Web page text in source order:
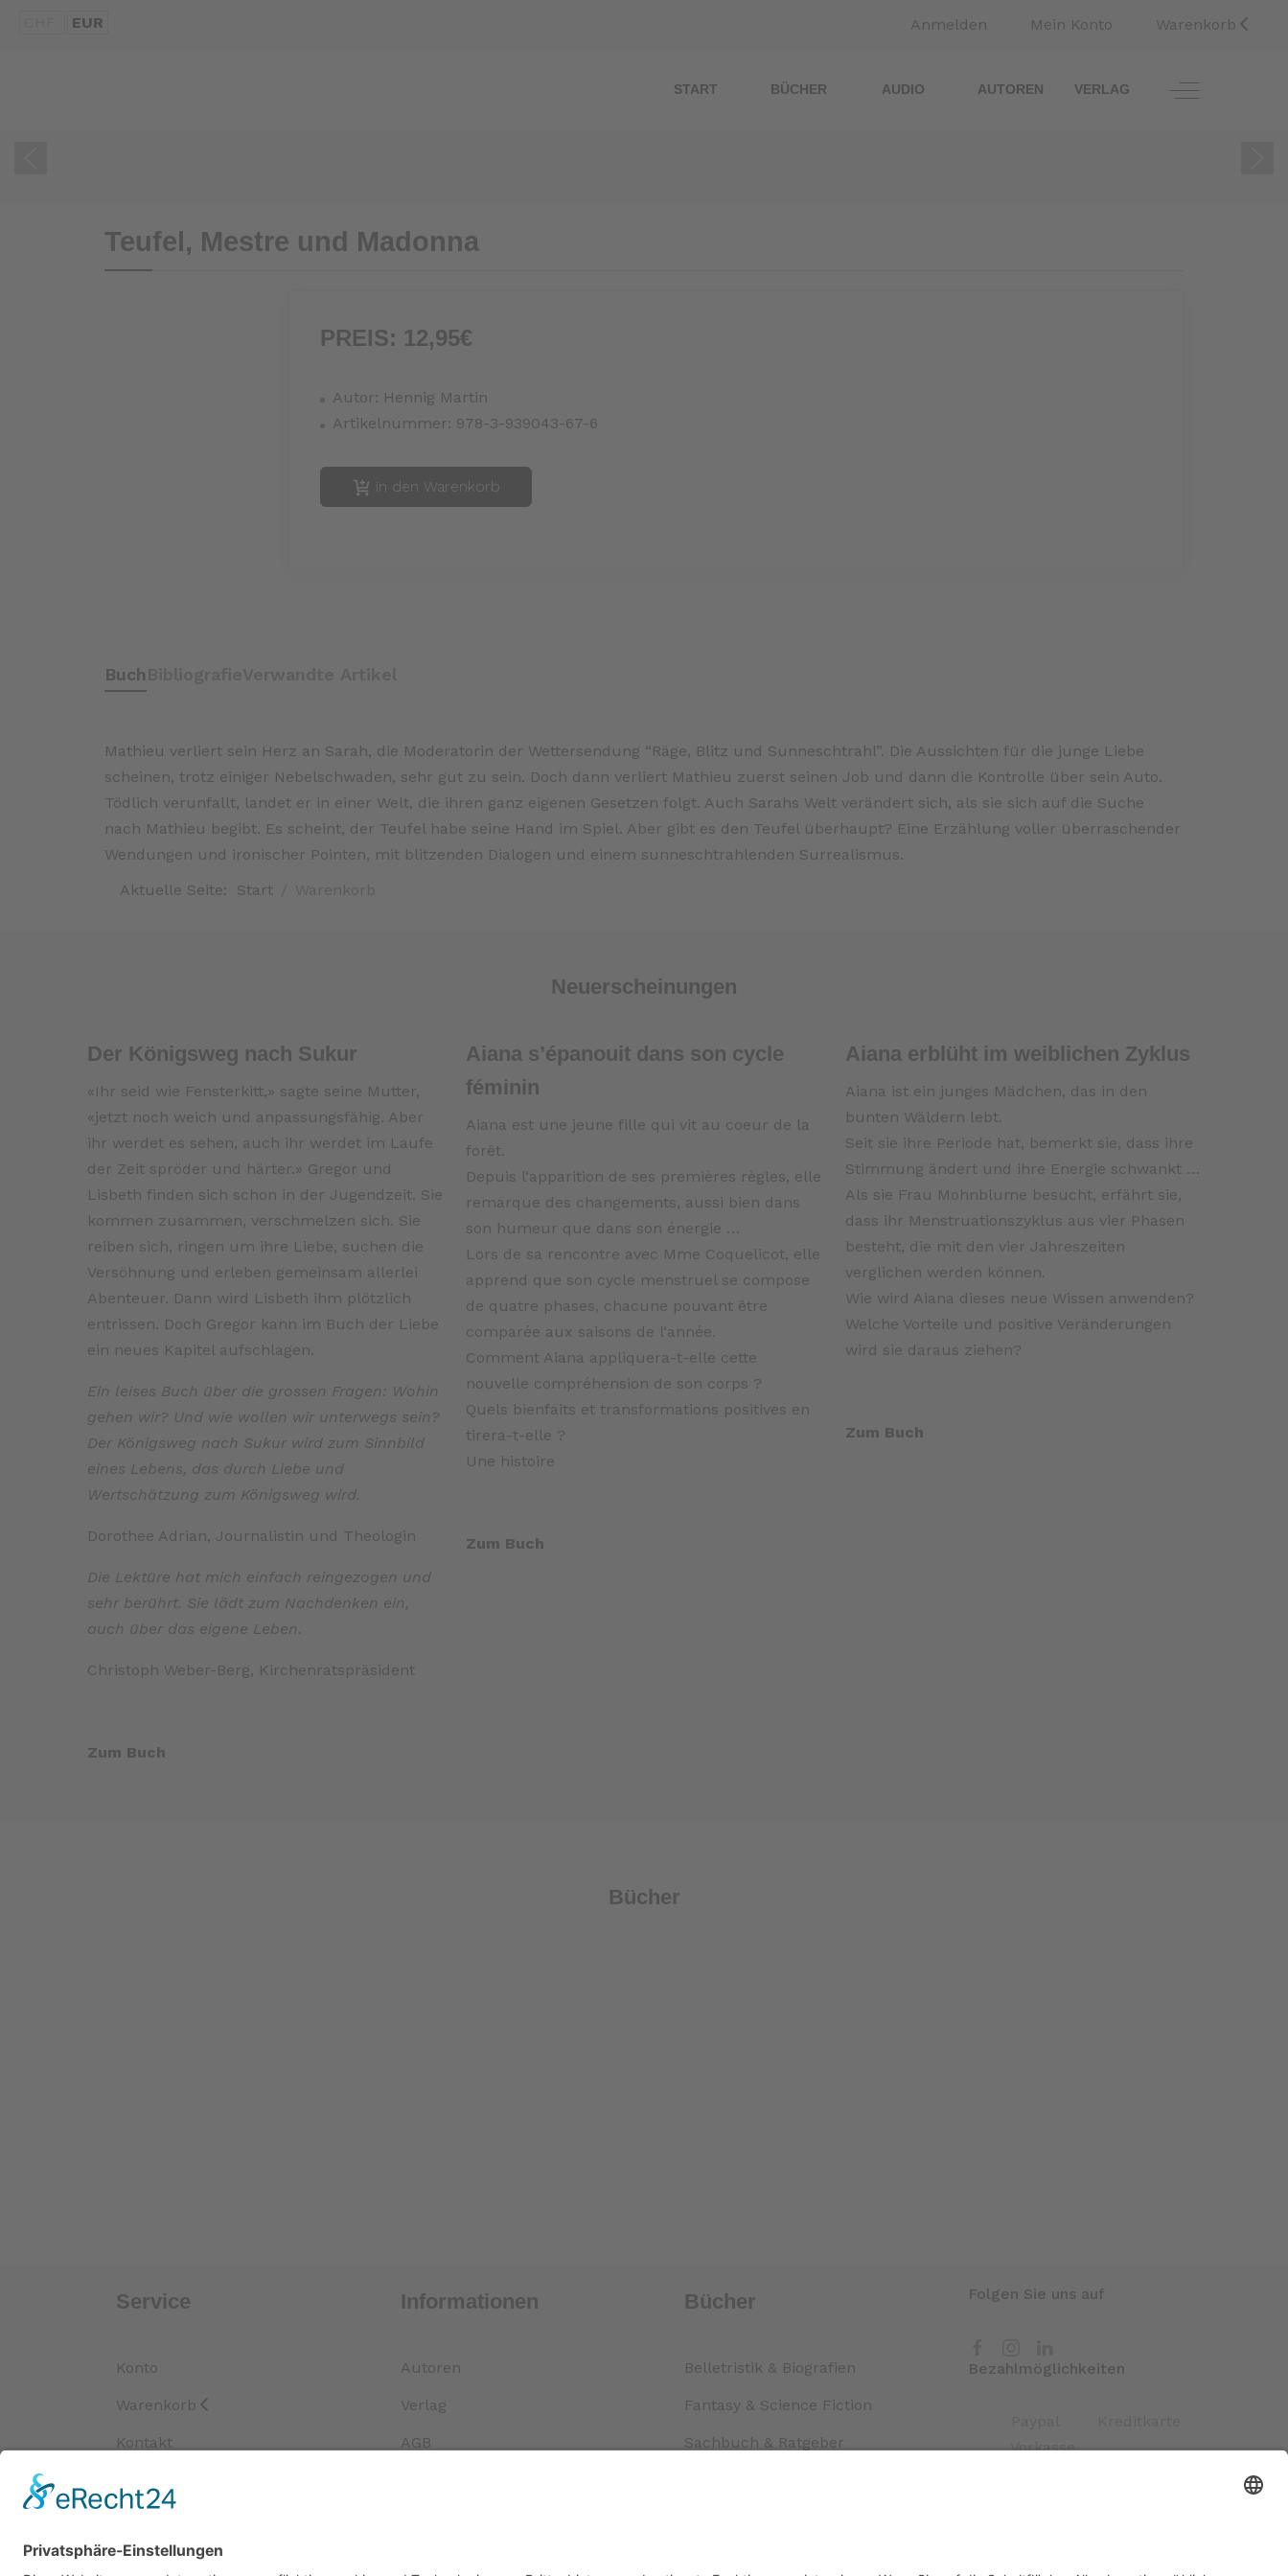
EUR Anmelden Mein Konto Warenkorb
START BÜCHER AUDIO AUTOREN VERLAG Off-Canvas
Teufel, Mestre und Madonna
PREIS: 12,95€
Autor: Hennig Martin
Artikelnummer: 978-3-939043-67-6
in den Warenkorb
Buch
Mathieu verliert sein Herz an Sarah, die Moderatorin der Wettersendung “Räge, Blitz und Sunneschtrahl”. Die Aussichten für die junge Liebe
scheinen, trotz einiger Nebelschwaden, sehr gut zu sein. Doch dann verliert Mathieu zuerst seinen Job und dann die Kontrolle über sein Auto.
Tödlich verunfallt, landet er in einer Welt, die ihren ganz eigenen Gesetzen folgt. Auch Sarahs Welt verändert sich, als sie sich auf die Suche
nach Mathieu begibt. Es scheint, der Teufel habe seine Hand im Spiel. Aber gibt es den Teufel überhaupt? Eine Erzählung voller überraschender
Wendungen und ironischer Pointen, mit blitzenden Dialogen und einem sunneschtrahlenden Surrealismus.
Aktuelle Seite: Start
Neuerscheinungen
Der Königsweg nach Sukur
«Ihr seid wie Fensterkitt,» sagte seine Mutter,
«jetzt noch weich und anpassungsfähig. Aber
ihr werdet es sehen, auch ihr werdet im Laufe
der Zeit spröder und härter.» Gregor und
Lisbeth finden sich schon in der Jugendzeit. Sie
kommen zusammen, verschmelzen sich. Sie
reiben sich, ringen um ihre Liebe, suchen die
Versöhnung und erleben gemeinsam allerlei
Abenteuer. Dann wird Lisbeth ihm plötzlich
entrissen. Doch Gregor kann im Buch der Liebe
ein neues Kapitel aufschlagen.
Ein leises Buch über die grossen Fragen: Wohin
gehen wir? Und wie wollen wir unterwegs sein?
Der Königsweg nach Sukur wird zum Sinnbild
eines Lebens, das durch Liebe und
Wertschätzung zum Königsweg wird.
Dorothee Adrian, Journalistin und Theologin
Die Lektüre hat mich einfach reingezogen und
sehr berührt. Sie lädt zum Nachdenken ein,
auch über das eigene Leben.
Christoph Weber-Berg, Kirchenratspräsident
Zum Buch
Aiana s’épanouit dans son cycle
féminin
Aiana est une jeune fille qui vit au coeur de la
forêt.
Depuis l‘apparition de ses premières règles, elle
remarque des changements, aussi bien dans
son humeur que dans son énergie …
Lors de sa rencontre avec Mme Coquelicot, elle
apprend que son cycle menstruel se compose
de quatre phases, chacune pouvant être
comparée aux saisons de l‘année.
Comment Aiana appliquera-t-elle cette
nouvelle compréhension de son corps ?
Quels bienfaits et transformations positives en
tirera-t-elle ?
Une histoire
Zum Buch
Aiana erblüht im weiblichen Zyklus
Aiana ist ein junges Mädchen, das in den
bunten Wäldern lebt.
Seit sie ihre Periode hat, bemerkt sie, dass ihre
Stimmung ändert und ihre Energie schwankt …
Als sie Frau Mohnblume besucht, erfährt sie,
dass ihr Menstruationszyklus aus vier Phasen
besteht, die mit den vier Jahreszeiten
verglichen werden können.
Wie wird Aiana dieses neue Wissen anwenden?
Welche Vorteile und positive Veränderungen
wird sie daraus ziehen?
Zum Buch
Bücher
Service
Konto
Warenkorb
Kontakt
Informationen
Autoren
Verlag
AGB
Bücher
Belletristik & Biografien
Fantasy & Science Fiction
Sachbuch & Ratgeber
Folgen Sie uns auf
Bezahlmöglichkeiten
Vorkasse